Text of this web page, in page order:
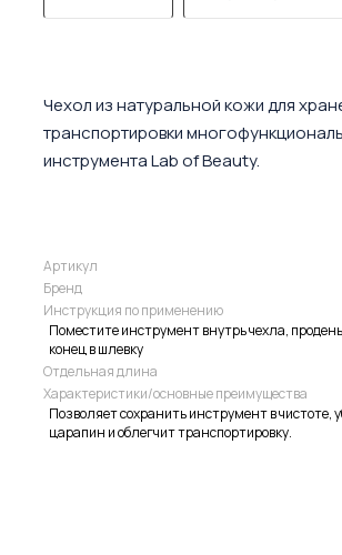
Чехол из натуральной кожи для
транспортировки
инструмента Lab of Beauty.
Артикул
Бренд
Инструкция по применению
Поместите инструмент внутрь чехла,
конец в шлевку
Отдельная длина
Характеристики/основные преимущества
Позволяет сохранить инструмент в чистоте,
царапин и облегчит транспортировку.